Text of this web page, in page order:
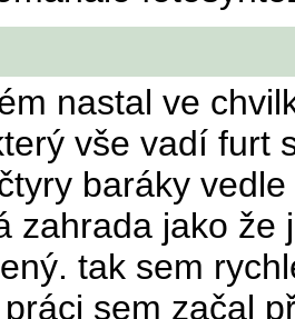
nastal ve
vše vadí furt
baráky
zahrada jako že
tak sem
sem začal